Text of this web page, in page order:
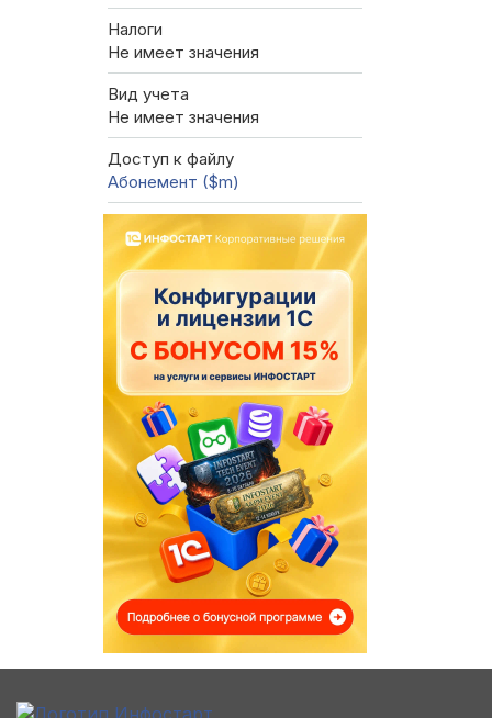
Налоги
Не имеет значения
Вид учета
Не имеет значения
Доступ к файлу
Абонемент ($m)